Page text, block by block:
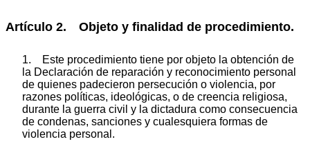
Artículo 2. Objeto y finalidad de procedimiento.
1. Este procedimiento tiene por objeto la obtención de
la Declaración de reparación y reconocimiento personal
de quienes padecieron persecución o violencia, por
razones políticas, ideológicas, o de creencia religiosa,
durante la guerra civil y la dictadura como consecuencia
de condenas, sanciones y cualesquiera formas de
violencia personal.